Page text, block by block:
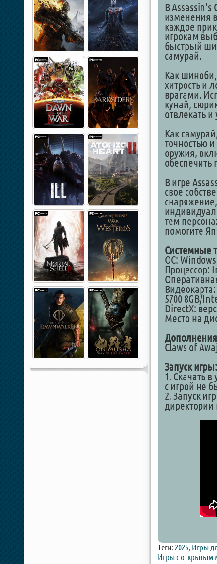
В Assassin's
изменения
каждое
игрокам
быстрый
самурай.
Как шиноби,
хитрость и
врагами.
кунай,
отвлекать и
Как
точностью
оружия,
обеспечить
В игре
свое
тем
помогите
Системные
ОС: Windows
Процессор:
Видеокарта:
5700 8GB/
DirectX:
Место на
Claws of
Запуск игры:
1. Скачать
с игрой не
2. Запуск
директории
Теги: 2025, Игры
Игры с открытым